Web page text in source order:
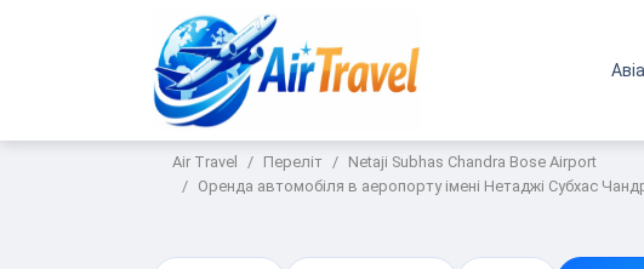
Air Travel Переліт
Netaji Subhas Chandra Bose Airport
Оренда автомобіля в аеропорту імені Нетаджі Субхас